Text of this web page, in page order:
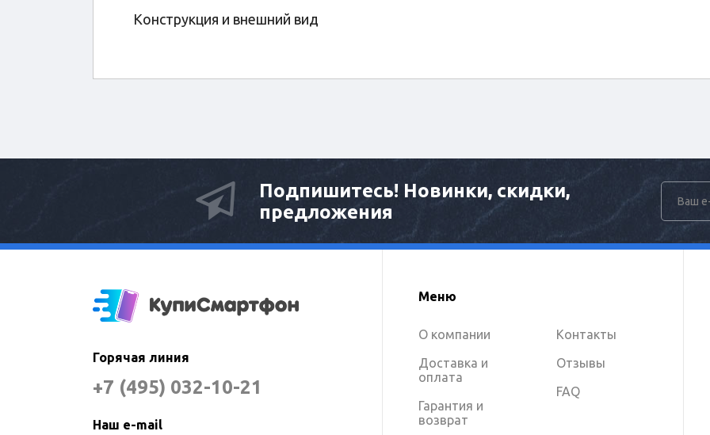
Конструкция и внешний вид
Подпишитесь! Новинки, скидки,
предложения
Горячая линия
+7 (495) 032-10-21
Наш e-mail
Меню
О компании
Доставка и
оплата
Гарантия и
возврат
Контакты
Отзывы
FAQ